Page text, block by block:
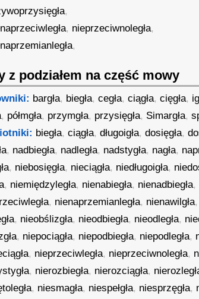
,
, nieprzeciwnoległa,
,
z podziałem na część mowy
bargła, biegła,cegła,ciągła,cięgła,
, półmgła, przymgła, przysięgła, Simargła,
biegła,ciągła,długoigła,dosięgła,
, nadbiegła, nadległa, nadstygła, nagła,
, niebosięgła, nieciągła, niedługoigła,
, niemiędzyległa, nienabiegła, nienadbiegła,
, nienaprzemianległa, nienawilgła,
, nieobślizgła, nieodbiegła, nieodległa,
, niepociągła, niepodbiegła, niepodległa,
, nieprzeciwległa, nieprzeciwnoległa,
, nierozbiegła, nierozciągła,
, niesmagła, niespełgła, niesprzęgła,